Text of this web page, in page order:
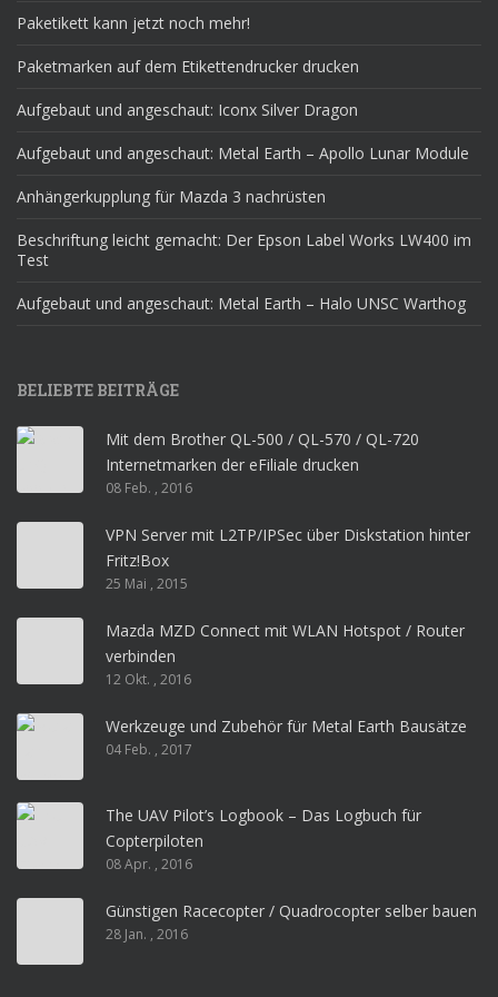
Paketikett kann jetzt noch mehr!
Paketmarken auf dem Etikettendrucker drucken
Aufgebaut und angeschaut: Iconx Silver Dragon
Aufgebaut und angeschaut: Metal Earth – Apollo Lunar Module
Anhängerkupplung für Mazda 3 nachrüsten
Beschriftung leicht gemacht: Der Epson Label Works LW400 im
Test
Aufgebaut und angeschaut: Metal Earth – Halo UNSC Warthog
BELIEBTE BEITRÄGE
Mit dem Brother QL-500 / QL-570 / QL-720
Internetmarken der eFiliale drucken
08 Feb. , 2016
VPN Server mit L2TP/IPSec über Diskstation hinter
Fritz!Box
25 Mai , 2015
Mazda MZD Connect mit WLAN Hotspot / Router
verbinden
12 Okt. , 2016
Werkzeuge und Zubehör für Metal Earth Bausätze
04 Feb. , 2017
The UAV Pilot’s Logbook – Das Logbuch für
Copterpiloten
08 Apr. , 2016
Günstigen Racecopter / Quadrocopter selber bauen
28 Jan. , 2016